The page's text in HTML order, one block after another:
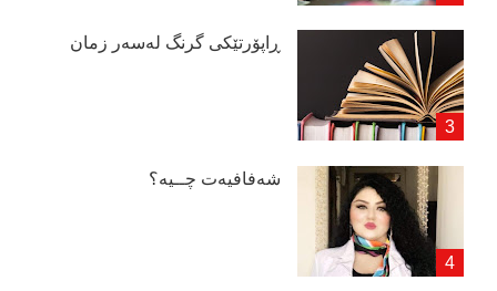
ڕاپۆرتێكی گرنگ لەسەر زمان
شەفافیەت چــیە؟